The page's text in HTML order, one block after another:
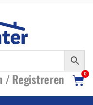
/Registreren 0